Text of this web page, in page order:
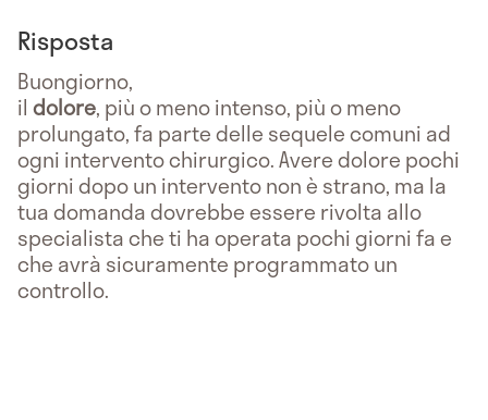
Risposta
Buongiorno,
il dolore, più o meno intenso, più o meno
prolungato, fa parte delle sequele comuni ad
ogni intervento chirurgico. Avere dolore pochi
giorni dopo un intervento non è strano, ma la
tua domanda dovrebbe essere rivolta allo
specialista che ti ha operata pochi giorni fa e
che avrà sicuramente programmato un
controllo.